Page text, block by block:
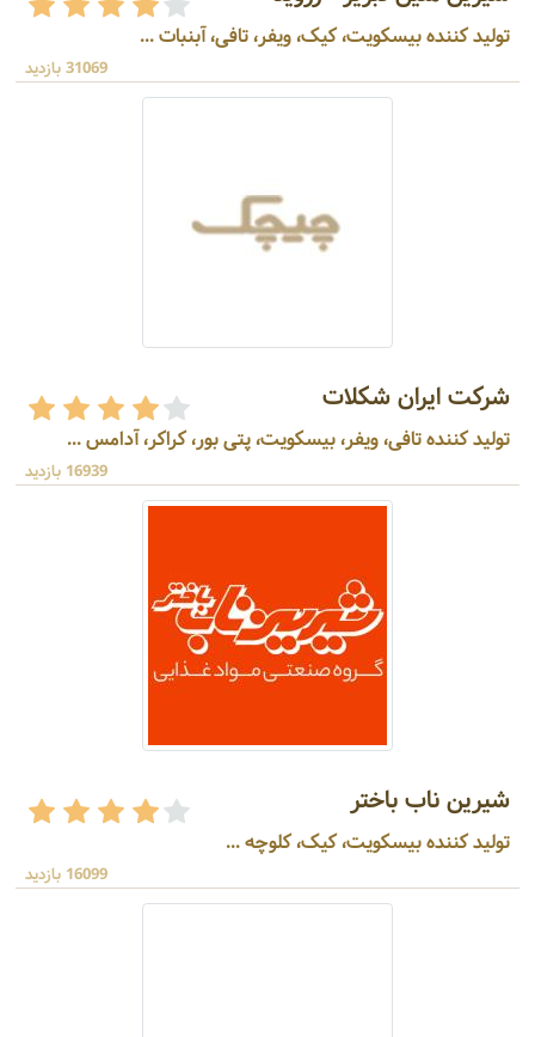
تولید کننده بیسکویت، کیک، ویفر، تافی، آبنبات ...
31069 بازدید
شرکت ایران شکلات
تولید کننده تافی، ویفر، بیسکویت، پتی بور، کراکر، آدامس ...
16939 بازدید
شیرین ناب باختر
تولید کننده بیسکویت، کیک، کلوچه ...
16099 بازدید